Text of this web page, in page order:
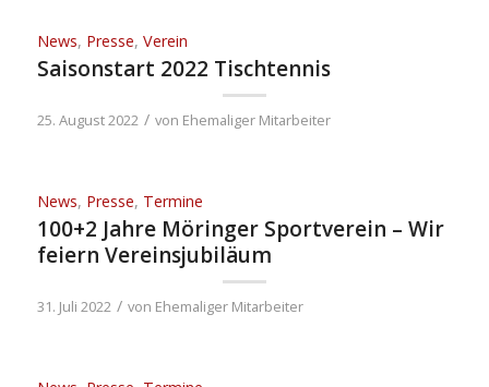
News, Presse, Verein
Saisonstart 2022 Tischtennis
25. August 2022 / von Ehemaliger Mitarbeiter
News, Presse, Termine
100+2 Jahre Möringer Sportverein – Wir
feiern Vereinsjubiläum
31. Juli 2022 / von Ehemaliger Mitarbeiter